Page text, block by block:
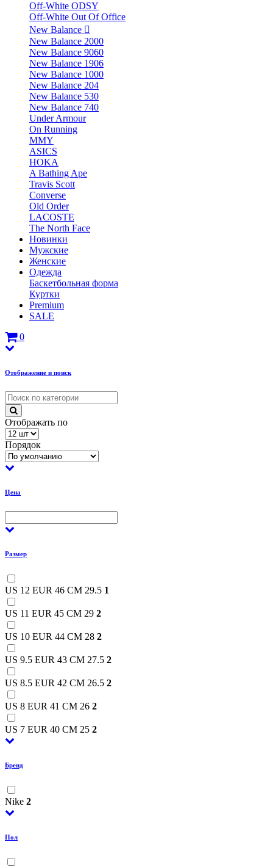
Off-White ODSY
Off-White Out Of Office
New Balance
New Balance 2000
New Balance 9060
New Balance 1906
New Balance 1000
New Balance 204
New Balance 530
New Balance 740
Under Armour
On Running
MMY
ASICS
HOKA
A Bathing Ape
Travis Scott
Converse
Old Order
LACOSTE
The North Face
Новинки
Мужские
Женские
Одежда
Баскетбольная форма
Куртки
Premium
SALE
0
Отображение и поиск
Отображать по
Порядок
Цена
Размер
US 12 EUR 46 CM 29.5 1
US 11 EUR 45 CM 29 2
US 10 EUR 44 CM 28 2
US 9.5 EUR 43 CM 27.5 2
US 8.5 EUR 42 CM 26.5 2
US 8 EUR 41 CM 26 2
US 7 EUR 40 CM 25 2
Бренд
Nike 2
Пол